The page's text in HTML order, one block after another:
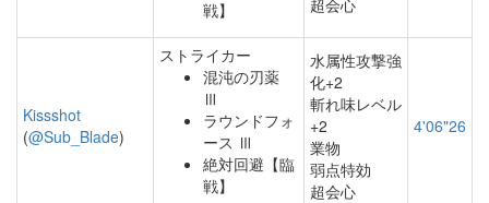
戦】
超会心
Kissshot
(@Sub_Blade)
ストライカー
混沌の刃薬
Ⅲ
ラウンドフォ
ース Ⅲ
絶対回避【臨
戦】
水属性攻撃強
化+2
斬れ味レベル
+2
業物
弱点特効
超会心
4'06"26